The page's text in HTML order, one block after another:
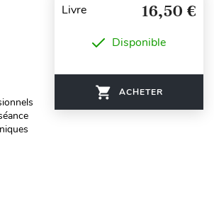
Livre 16,50 €
Disponible
ACHETER